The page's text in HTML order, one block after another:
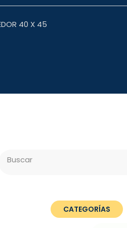
40 X 45
CATEGORÍAS